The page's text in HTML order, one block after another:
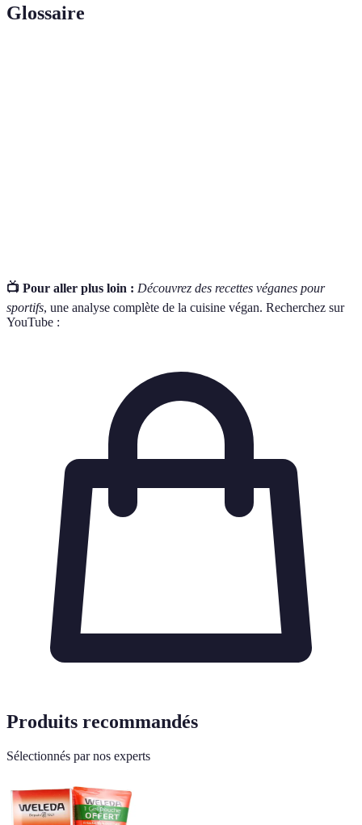
Glossaire
📺 Pour aller plus loin : Découvrez des recettes véganes pour
sportifs, une analyse complète de la cuisine végan. Recherchez sur
YouTube :
Produits recommandés
Sélectionnés par nos experts